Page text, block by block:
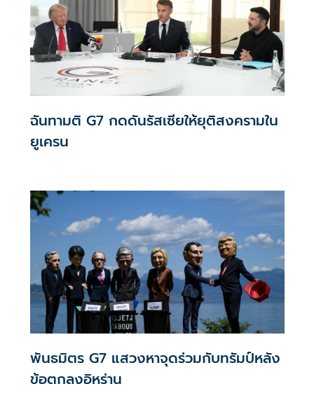
ฉันทามติ G7 กดดันรัสเซียให้ยุติสงครามใน
ยูเครน
พันธมิตร G7 แสวงหาจุดร่วมกับทรัมป์หลัง
ข้อตกลงอิหร่าน